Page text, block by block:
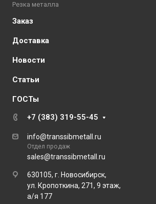
Резка металла
Заказ
Доставка
Новости
Статьи
ГОСТы
+7 (383) 319-55-45
info@transsibmetall.ru
Отдел продаж
sales@transsibmetall.ru
630105, г. Новосибирск,
ул. Кропоткина, 271, 9 этаж,
а/я 177